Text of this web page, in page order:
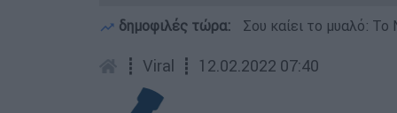
δημοφιλές τώρα: Σου καίει το μυαλό:
┋ Viral ┋ 12.02.2022 07:40